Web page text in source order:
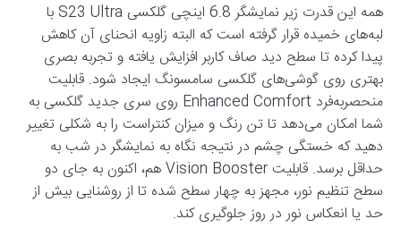
همه این قدرت زیر نمایشگر 6.8 اینچی گلکسی S23 Ultra با
لبه‌های خمیده قرار گرفته است که البته زاویه انحنای آن کاهش
پیدا کرده تا سطح دید صاف کاربر افزایش یافته و تجربه بصری
بهتری روی گوشی‌های گلکسی سامسونگ ایجاد شود. قابلیت
منحصربه‌فرد Enhanced Comfort روی سری جدید گلکسی به
شما امکان می‌دهد تا تن رنگ و میزان کنتراست را به شکلی تغییر
دهید که خستگی چشم در نتیجه نگاه به نمایشگر در شب به
حداقل برسد. قابلیت Vision Booster هم، اکنون به جای دو
سطح تنظیم نور، مجهز به چهار سطح شده تا از روشنایی بیش از
حد یا انعکاس نور در روز جلوگیری کند.